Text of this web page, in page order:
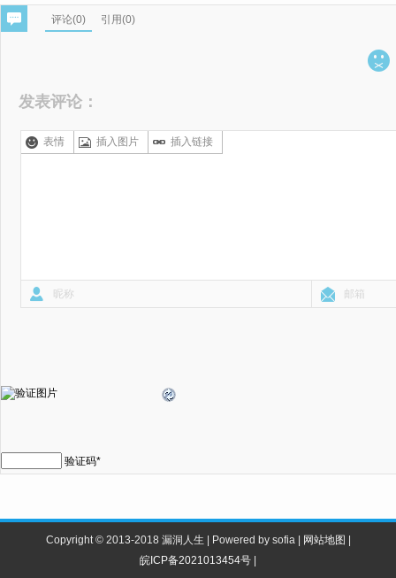
评论(0) 引用(0)
发表评论：
表情 插入图片 插入链接
验证码*
Copyright © 2013-2018 漏洞人生 | Powered by sofia | 网站地图
皖ICP备2021013454号